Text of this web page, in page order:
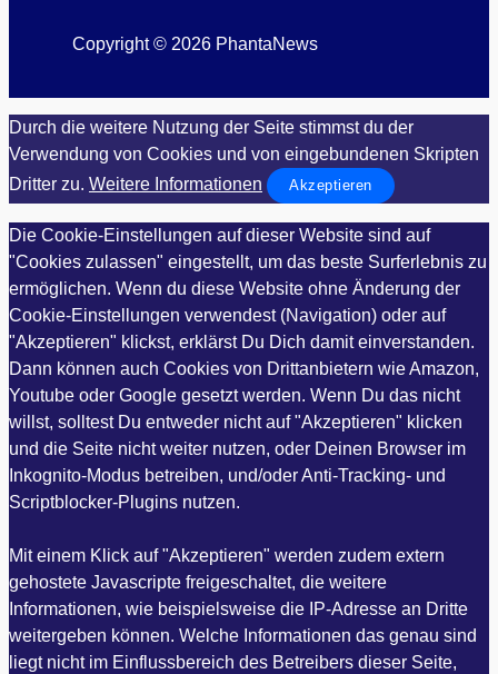
Copyright © 2026 PhantaNews
Durch die weitere Nutzung der Seite stimmst du der
Verwendung von Cookies und von eingebundenen Skripten
Dritter zu. Weitere Informationen Akzeptieren
Die Cookie-Einstellungen auf dieser Website sind auf
"Cookies zulassen" eingestellt, um das beste Surferlebnis zu
ermöglichen. Wenn du diese Website ohne Änderung der
Cookie-Einstellungen verwendest (Navigation) oder auf
"Akzeptieren" klickst, erklärst Du Dich damit einverstanden.
Dann können auch Cookies von Drittanbietern wie Amazon,
Youtube oder Google gesetzt werden. Wenn Du das nicht
willst, solltest Du entweder nicht auf "Akzeptieren" klicken
und die Seite nicht weiter nutzen, oder Deinen Browser im
Inkognito-Modus betreiben, und/oder Anti-Tracking- und
Scriptblocker-Plugins nutzen.
Mit einem Klick auf "Akzeptieren" werden zudem extern
gehostete Javascripte freigeschaltet, die weitere
Informationen, wie beispielsweise die IP-Adresse an Dritte
weitergeben können. Welche Informationen das genau sind
liegt nicht im Einflussbereich des Betreibers dieser Seite,